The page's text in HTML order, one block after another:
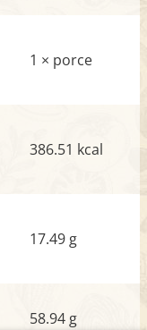
1 × porce
386.51 kcal
17.49 g
58.94 g